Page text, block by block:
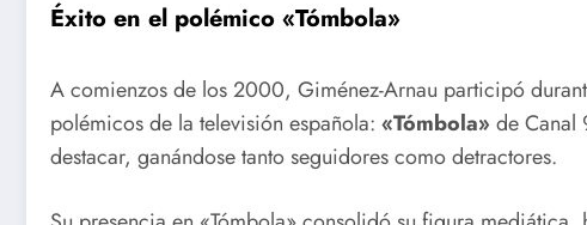
Éxito en el polémico «Tómbola»
A comienzos de los 2000, Giménez-Arnau participó
polémicos de la televisión española: «Tómbola» de Canal
destacar, ganándose tanto seguidores como detractores.